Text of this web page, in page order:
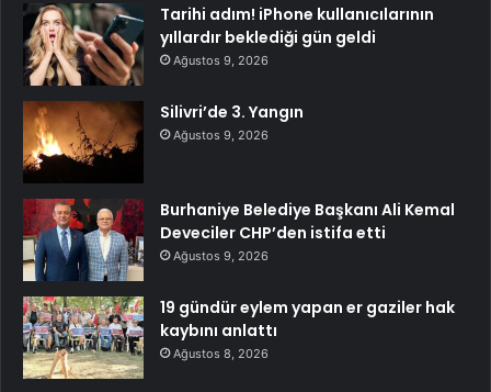
Tarihi adım! iPhone kullanıcılarının
yıllardır beklediği gün geldi
Ağustos 9, 2026
Silivri’de 3. Yangın
Ağustos 9, 2026
Burhaniye Belediye Başkanı Ali Kemal
Deveciler CHP’den istifa etti
Ağustos 9, 2026
19 gündür eylem yapan er gaziler hak
kaybını anlattı
Ağustos 8, 2026